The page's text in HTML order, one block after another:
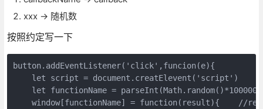
xxx -> 随机数
按照约定写一下
button.addEventListener('click',funcion(e){
    let script = document.creatElevent('script')
let functionName =
window[functionName] = function(result){    //